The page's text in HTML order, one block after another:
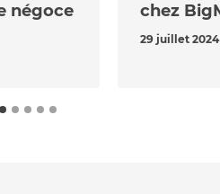
négoce
chez
29 juillet 2024